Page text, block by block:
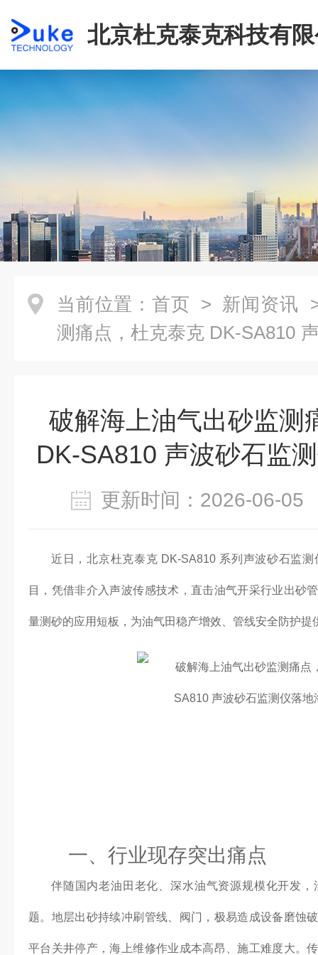
北京杜克泰克科技有
当前位置： 首页 > 新闻资讯
测痛点，杜克泰克 DK-SA810
破解海上油气出砂监测
DK-SA810 声波砂石监
更新时间：2026-06-
近日，北京杜克泰克 DK-SA810 系列声波砂石监
目，凭借非介入声波传感技术，直击油气开采行业出砂
量测砂的应用短板，为油气田稳产增效、管线安全防护提
一、行业现存突出痛点
伴随国内老油田老化、深水油气资源规模化开发
题。地层出砂持续冲刷管线、阀门，极易造成设备磨蚀
平台关井停产，海上维修作业成本高昂、施工难度大。